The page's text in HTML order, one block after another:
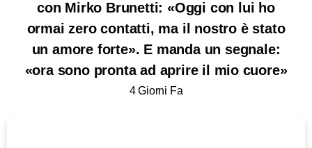
con Mirko Brunetti: «Oggi con lui ho
ormai zero contatti, ma il nostro è stato
un amore forte». E manda un segnale:
«ora sono pronta ad aprire il mio cuore»
4 Giorni Fa